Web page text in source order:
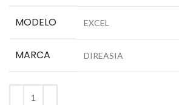
MODELO EXCEL
MARCA DIREASIA